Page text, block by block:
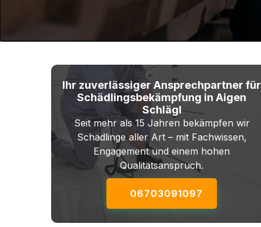
Ihr zuverlässiger Ansprechpartner für
Schädlingsbekämpfung in Aigen
Schlägl
Seit mehr als 15 Jahren bekämpfen wir
Schädlinge aller Art – mit Fachwissen,
Engagement und einem hohen
Qualitätsanspruch.
06703091097